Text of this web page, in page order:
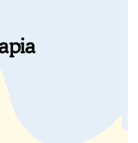
tempo al
salute e alla
se si vuole
luoghi e persone
questo tempo